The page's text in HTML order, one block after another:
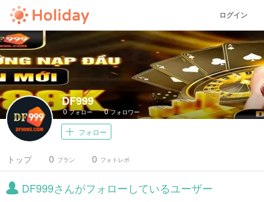
ログイン
DF999
0フォロー 0フォロワー
フォロー
トップ プラン
0 フォトレポ
0
DF999さんがフォローしているユーザー